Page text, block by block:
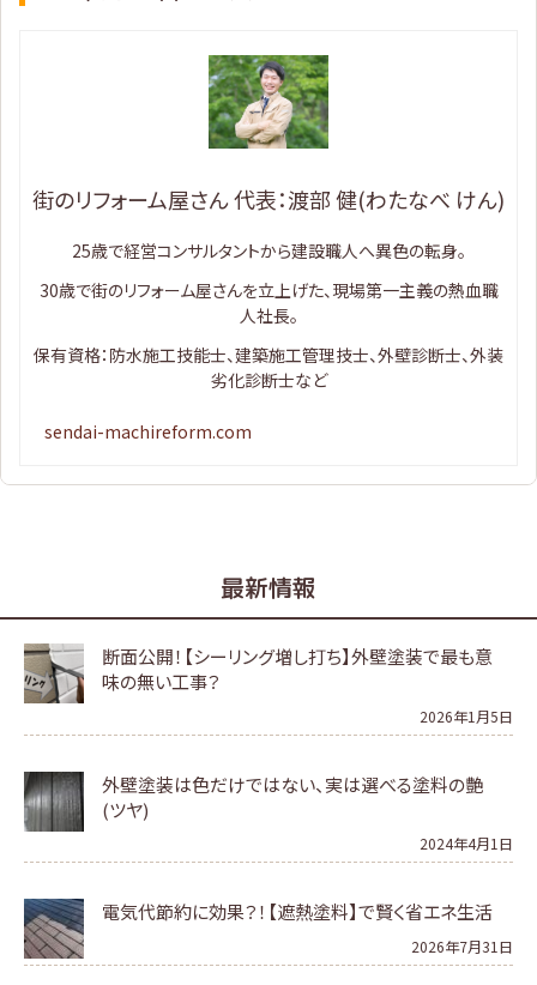
街のリフォーム屋さん 代表：渡部 健(わたなべ けん)
25歳で経営コンサルタントから建設職人へ異色の転身。
30歳で街のリフォーム屋さんを立上げた、現場第一主義の熱血職
人社長。
保有資格：防水施工技能士、建築施工管理技士、外壁診断士、外装
劣化診断士など
sendai-machireform.com
最新情報
断面公開！【シーリング増し打ち】外壁塗装で最も意
味の無い工事？
2026年1月5日
外壁塗装は色だけではない、実は選べる塗料の艶
(ツヤ)
2024年4月1日
電気代節約に効果？！【遮熱塗料】で賢く省エネ生活
2026年7月31日